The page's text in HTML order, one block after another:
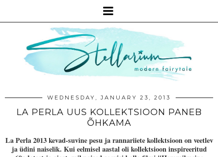
WEDNESDAY, JANUARY 23, 2013
LA PERLA UUS KOLLEKTSIOON PANEB
ÕHKAMA
La Perla 2013 kevad-suvine pesu ja rannariiete kollektsioon on veetlev
ja üdini naiselik. Kui eelmisel aastal oli kollektsioon inspireeritud